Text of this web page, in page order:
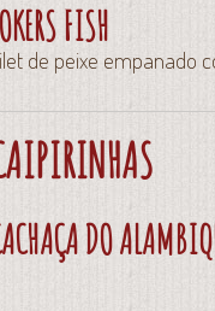
FISH
de peixe empanado
DO